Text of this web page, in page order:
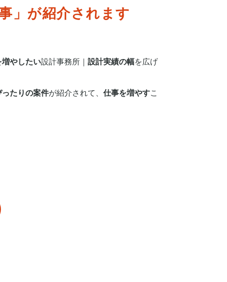
」が紹介されます
増やしたい設計事務所｜設計実績の幅を広げ
ったりの案件が紹介されて、仕事を増やすこ